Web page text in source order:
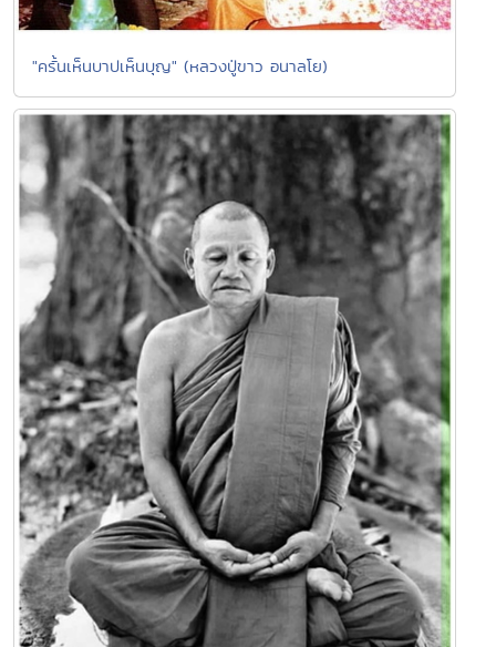
"ครั้นเห็นบาปเห็นบุญ" (หลวงปู่ขาว อนาลโย)